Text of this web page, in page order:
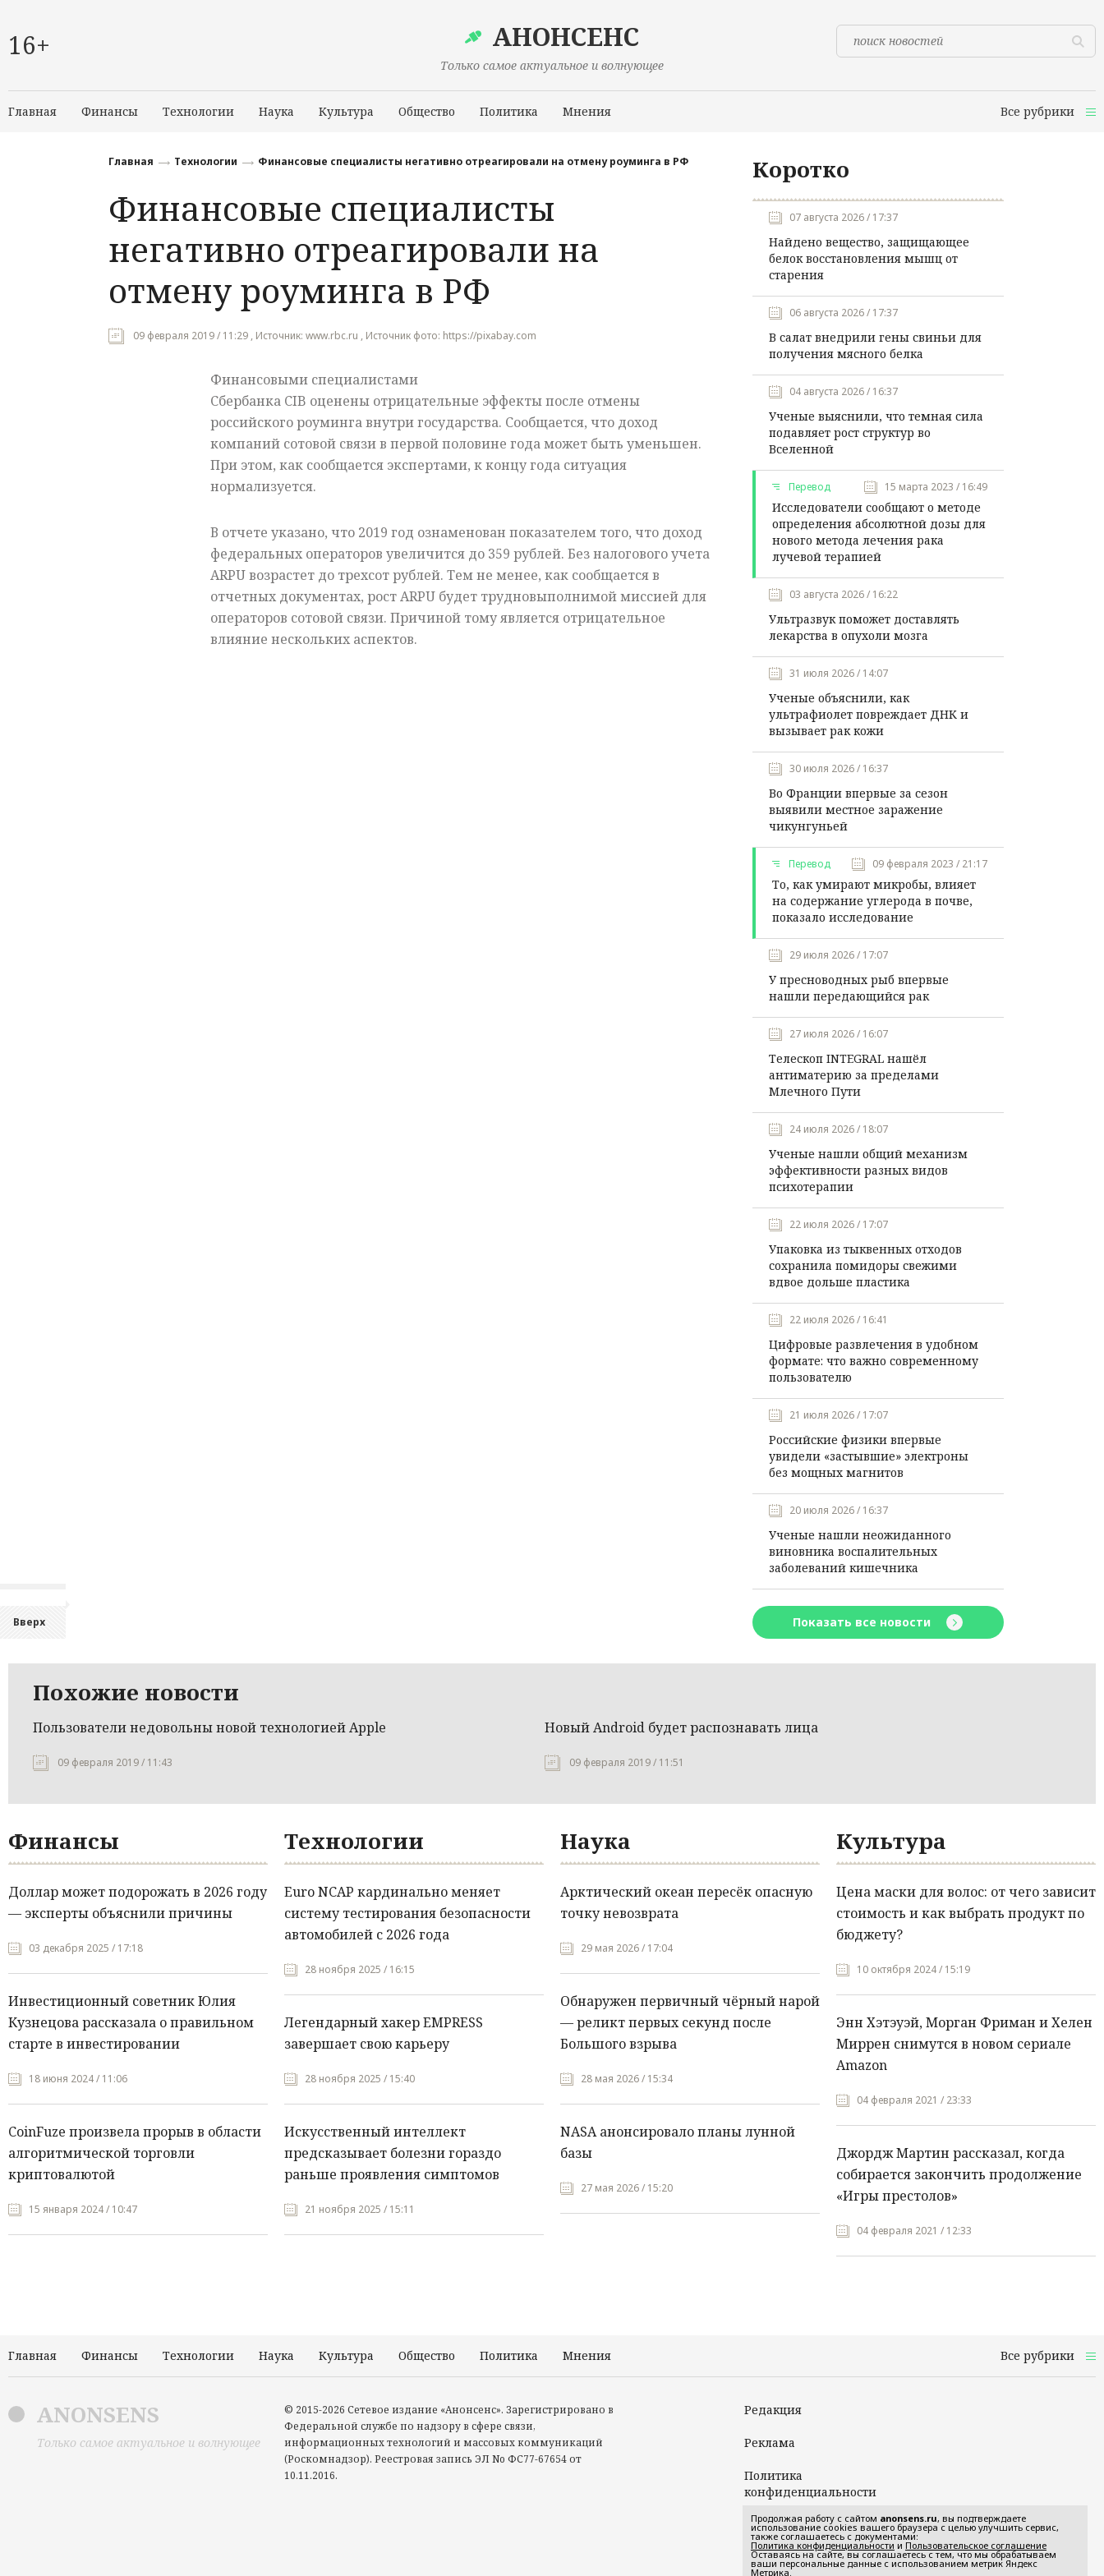
16+ АНОНСЕНС
Только самое актуальное и волнующее
Главная Финансы Технологии Наука Культура Общество Политика Мнения Все рубрики
Происшествия
Вверх
Главная Технологии Финансовые специалисты негативно отреагировали на отмену роуминга в РФ
Финансовые специалисты
негативно отреагировали на
отмену роуминга в РФ
09 февраля 2019 / 11:29 , Источник: www.rbc.ru , Источник фото: https://pixabay.com
Финансовыми специалистами
Сбербанка CIB оценены отрицательные эффекты после отмены
российского роуминга внутри государства. Сообщается, что доход
компаний сотовой связи в первой половине года может быть уменьшен.
При этом, как сообщается экспертами, к концу года ситуация
нормализуется.
В отчете указано, что 2019 год ознаменован показателем того, что доход
федеральных операторов увеличится до 359 рублей. Без налогового учета
ARPU возрастет до трехсот рублей. Тем не менее, как сообщается в
отчетных документах, рост ARPU будет трудновыполнимой миссией для
операторов сотовой связи. Причиной тому является отрицательное
влияние нескольких аспектов.
Коротко
07 августа 2026 / 17:37
Найдено вещество, защищающее
белок восстановления мышц от
старения
06 августа 2026 / 17:37
В салат внедрили гены свиньи для
получения мясного белка
04 августа 2026 / 16:37
Ученые выяснили, что темная сила
подавляет рост структур во
Вселенной
Перевод 15 марта 2023 / 16:49
Исследователи сообщают о методе
определения абсолютной дозы для
нового метода лечения рака
лучевой терапией
03 августа 2026 / 16:22
Ультразвук поможет доставлять
лекарства в опухоли мозга
31 июля 2026 / 14:07
Ученые объяснили, как
ультрафиолет повреждает ДНК и
вызывает рак кожи
30 июля 2026 / 16:37
Во Франции впервые за сезон
выявили местное заражение
чикунгуньей
Перевод 09 февраля 2023 / 21:17
То, как умирают микробы, влияет
на содержание углерода в почве,
показало исследование
29 июля 2026 / 17:07
У пресноводных рыб впервые
нашли передающийся рак
27 июля 2026 / 16:07
Телескоп INTEGRAL нашёл
антиматерию за пределами
Млечного Пути
24 июля 2026 / 18:07
Ученые нашли общий механизм
эффективности разных видов
психотерапии
22 июля 2026 / 17:07
Упаковка из тыквенных отходов
сохранила помидоры свежими
вдвое дольше пластика
22 июля 2026 / 16:41
Цифровые развлечения в удобном
формате: что важно современному
пользователю
21 июля 2026 / 17:07
Российские физики впервые
увидели «застывшие» электроны
без мощных магнитов
20 июля 2026 / 16:37
Ученые нашли неожиданного
виновника воспалительных
заболеваний кишечника
Показать все новости
Похожие новости
Пользователи недовольны новой технологией Apple
09 февраля 2019 / 11:43
Новый Android будет распознавать лица
09 февраля 2019 / 11:51
Финансы
Доллар может подорожать в 2026 году
— эксперты объяснили причины
03 декабря 2025 / 17:18
Инвестиционный советник Юлия
Кузнецова рассказала о правильном
старте в инвестировании
18 июня 2024 / 11:06
CoinFuze произвела прорыв в области
алгоритмической торговли
криптовалютой
15 января 2024 / 10:47
Технологии
Euro NCAP кардинально меняет
систему тестирования безопасности
автомобилей с 2026 года
28 ноября 2025 / 16:15
Легендарный хакер EMPRESS
завершает свою карьеру
28 ноября 2025 / 15:40
Искусственный интеллект
предсказывает болезни гораздо
раньше проявления симптомов
21 ноября 2025 / 15:11
Наука
Арктический океан пересёк опасную
точку невозврата
29 мая 2026 / 17:04
Обнаружен первичный чёрный нарой
— реликт первых секунд после
Большого взрыва
28 мая 2026 / 15:34
NASA анонсировало планы лунной
базы
27 мая 2026 / 15:20
Культура
Цена маски для волос: от чего зависит
стоимость и как выбрать продукт по
бюджету?
10 октября 2024 / 15:19
Энн Хэтэуэй, Морган Фриман и Хелен
Миррен снимутся в новом сериале
Amazon
04 февраля 2021 / 23:33
Джордж Мартин рассказал, когда
собирается закончить продолжение
«Игры престолов»
04 февраля 2021 / 12:33
Главная Финансы Технологии Наука Культура Общество Политика Мнения Все рубрики
ANONSENS
Только самое актуальное и волнующее
© 2015-2026 Сетевое издание «Анонсенс». Зарегистрировано в
Федеральной службе по надзору в сфере связи,
информационных технологий и массовых коммуникаций
(Роскомнадзор). Реестровая запись ЭЛ No ФС77-67654 от
10.11.2016.
Редакция
Реклама
Политика
конфиденциальности
Пользовательское
соглашение
Продолжая работу с сайтом anonsens.ru, вы подтверждаете
использование cookies вашего браузера с целью улучшить сервис,
также соглашаетесь с документами:
Политика конфиденциальности и Пользовательское соглашение
Оставаясь на сайте, вы соглашаетесь с тем, что мы обрабатываем
ваши персональные данные с использованием метрик Яндекс
Метрика.